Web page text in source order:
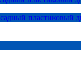
пластиковый